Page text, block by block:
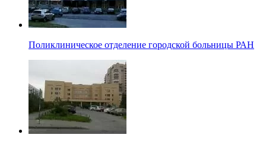
Поликлиническое отделение городской больницы РАН